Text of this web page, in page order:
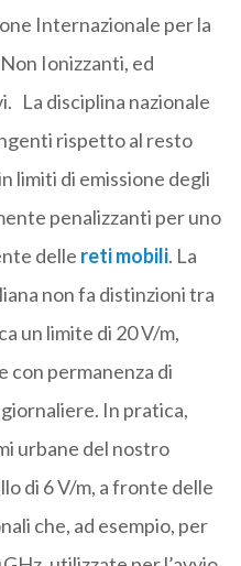
Internazionale per la
Ionizzanti, ed
La disciplina nazionale
rispetto al resto
limiti di emissione degli
penalizzanti per uno
delle reti mobili. La
non fa distinzioni tra
un limite di 20 V/m,
con permanenza di
In pratica,
urbane del nostro
di 6 V/m, a fronte delle
che, ad esempio, per